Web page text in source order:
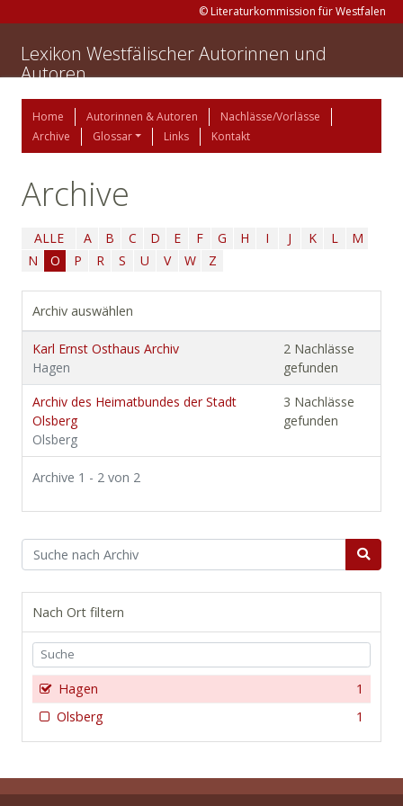
© Literaturkommission für Westfalen
Lexikon Westfälischer Autorinnen und
Autoren
Home Autorinnen & Autoren
Nachlässe/Vorlässe
Archive
Glossar Links Kontakt
Archive
ALLE A B C D E F G H I J K L
M
N
O P R S U V W Z
Archiv auswählen
Karl Ernst Osthaus Archiv
Hagen
2 Nachlässe
gefunden
Archiv des Heimatbundes der Stadt
Olsberg
Olsberg
3 Nachlässe
gefunden
Archive 1 - 2 von 2
Nach Ort filtern
1
Hagen
1
Olsberg